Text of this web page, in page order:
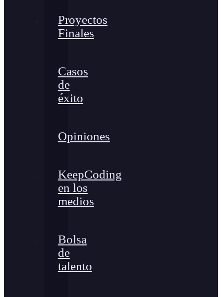
Proyectos
Finales
Casos
de
éxito
Opiniones
KeepCoding
en los
medios
Bolsa
de
talento